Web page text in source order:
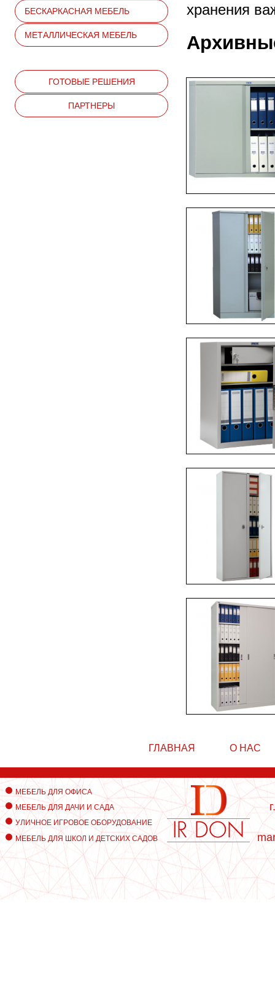
хранения
БЕСКАРКАСНАЯ МЕБЕЛЬ
МЕТАЛЛИЧЕСКАЯ МЕБЕЛЬ
ГОТОВЫЕ РЕШЕНИЯ
ПАРТНЕРЫ
ГЛАВНАЯ О НАС
МЕБЕЛЬ ДЛЯ ОФИСА
МЕБЕЛЬ ДЛЯ ДАЧИ И САДА
УЛИЧНОЕ ИГРОВОЕ ОБОРУДОВАНИЕ
МЕБЕЛЬ ДЛЯ ШКОЛ И ДЕТСКИХ САДОВ